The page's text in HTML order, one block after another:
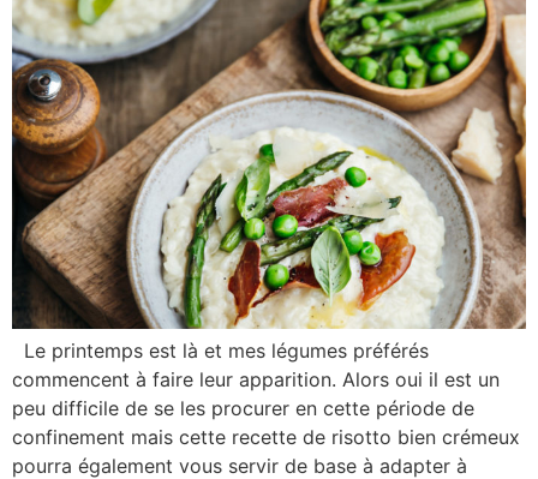
Le printemps est là et mes légumes préférés
commencent à faire leur apparition. Alors oui il est un
peu difficile de se les procurer en cette période de
confinement mais cette recette de risotto bien crémeux
pourra également vous servir de base à adapter à